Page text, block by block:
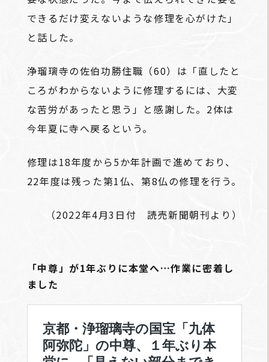
できるだけ変えないような修理を心がけた」
と話した。
浄瑠璃寺の佐伯功勝住職（60）は「直したと
ころがわからないように修理するには、大変
な苦労があったと思う」と感謝した。2体は
今年夏に寺へ戻るという。
修理は18年度から5か年計画で進めており、
22年度は残った第1仏、第8仏の修理を行う。
（2022年4月3日付 読売新聞朝刊より）
「中尊」が1年ぶりに本堂へ…作業に密着し
ました